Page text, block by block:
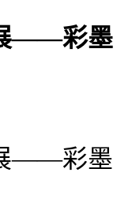
——彩墨
——彩墨